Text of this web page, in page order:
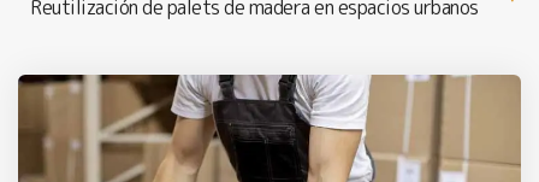
Reutilización de palets de madera en espacios urbanos